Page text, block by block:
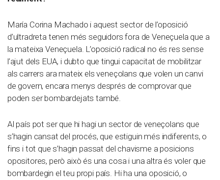
María Corina Machado i aquest sector de l’oposició
d’ultradreta tenen més seguidors fora de Veneçuela que a
la mateixa Veneçuela. L’oposició radical no és res sense
l’ajut dels EUA, i dubto que tingui capacitat de mobilitzar
als carrers ara mateix els veneçolans que volen un canvi
de govern, encara menys després de comprovar que
poden ser bombardejats també.
Al país pot ser que hi hagi un sector de veneçolans que
s’hagin cansat del procés, que estiguin més indiferents, o
fins i tot que s’hagin passat del chavisme a posicions
opositores, però això és una cosa i una altra és voler que
bombardegin el teu propi país. Hi ha una oposició, o